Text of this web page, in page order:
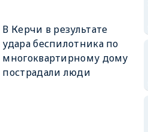
В Керчи в результате
удара беспилотника по
многоквартирному дому
пострадали люди